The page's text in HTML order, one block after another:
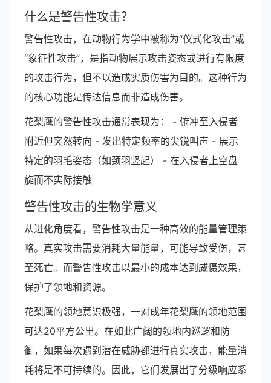
什么是警告性攻击？
警告性攻击，在动物行为学中被称为“仪式化攻击”或
“象征性攻击”，是指动物展示攻击姿态或进行有限度
的攻击行为，但不以造成实质伤害为目的。这种行为
的核心功能是传达信息而非造成伤害。
花梨鹰的警告性攻击通常表现为： - 俯冲至入侵者
附近但突然转向 - 发出特定频率的尖锐叫声 - 展示
特定的羽毛姿态（如颈羽竖起） - 在入侵者上空盘
旋而不实际接触
警告性攻击的生物学意义
从进化角度看，警告性攻击是一种高效的能量管理策
略。真实攻击需要消耗大量能量，可能导致受伤，甚
至死亡。而警告性攻击以最小的成本达到威慑效果，
保护了领地和资源。
花梨鹰的领地意识极强，一对成年花梨鹰的领地范围
可达20平方公里。在如此广阔的领地内巡逻和防
御，如果每次遇到潜在威胁都进行真实攻击，能量消
耗将是不可持续的。因此，它们发展出了分级响应系